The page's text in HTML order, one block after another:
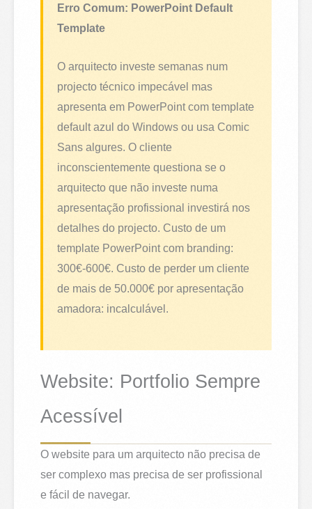
Erro Comum: PowerPoint Default
Template
O arquitecto investe semanas num
projecto técnico impecável mas
apresenta em PowerPoint com template
default azul do Windows ou usa Comic
Sans algures. O cliente
inconscientemente questiona se o
arquitecto que não investe numa
apresentação profissional investirá nos
detalhes do projecto. Custo de um
template PowerPoint com branding:
300€-600€. Custo de perder um cliente
de mais de 50.000€ por apresentação
amadora: incalculável.
Website: Portfolio Sempre
Acessível
O website para um arquitecto não precisa de
ser complexo mas precisa de ser profissional
e fácil de navegar.